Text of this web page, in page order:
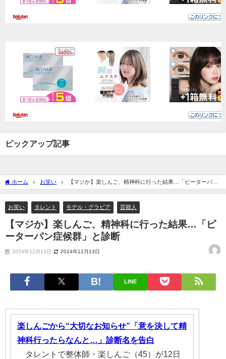
ピックアップ記事
ホーム お笑い
【マジか】楽しんご、精神科に行った結果…「ピーターパン
症候群」と診断
お笑い タレント モデル・グラビア 芸能人
【マジか】楽しんご、精神科に行った結果…「ピ
ーターパン症候群」と診断
2024年12月13日 2024年12月13日
LINE
楽しんごから“大切なお知らせ”「意を決して精
神科行ったらなんと…」診断名を告白
タレントで整体師・楽しんご（45）が12日